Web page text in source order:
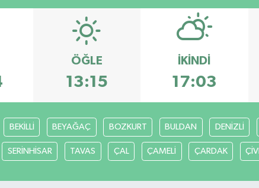
ÖĞLE
13:15
İKINDI
17:03
BEKİLLİ BEYAĞAÇ BOZKURT BULDAN DENİZLİ
SERİNHİSAR TAVAS ÇAL ÇAMELİ ÇARDAK